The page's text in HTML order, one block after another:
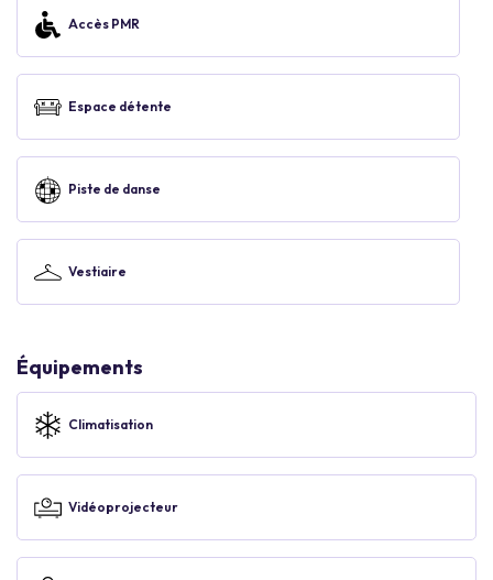
Accès PMR
Espace détente
Piste de danse
Vestiaire
Équipements
Climatisation
Vidéoprojecteur